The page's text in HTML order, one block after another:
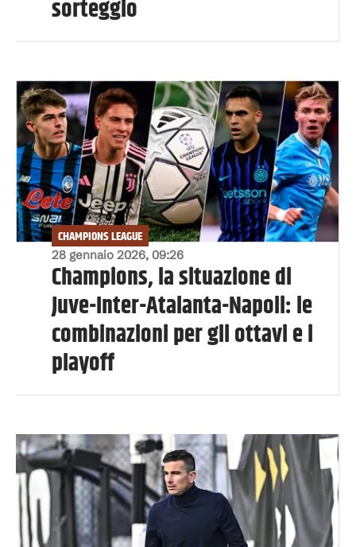
sorteggio
28 gennaio 2026, 09:26
CHAMPIONS LEAGUE
Champions, la situazione di
Juve-Inter-Atalanta-Napoli: le
combinazioni per gli ottavi e i
playoff